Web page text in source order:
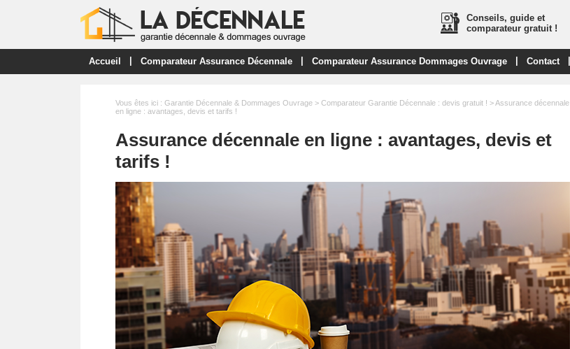
Conseils, guide et
comparateur gratuit !
Accueil Comparateur Assurance Décennale Comparateur Assurance Dommages Ouvrage Contact
Vous êtes ici : Garantie Décennale & Dommages Ouvrage> Comparateur Garantie Décennale : devis gratuit ! > Assurance décennale
en ligne : avantages, devis et tarifs !
Assurance décennale en ligne : avantages, devis et
tarifs !